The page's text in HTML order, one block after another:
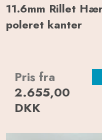
11.6mm Rillet
poleret kanter
Pris fra
2.655,00
DKK